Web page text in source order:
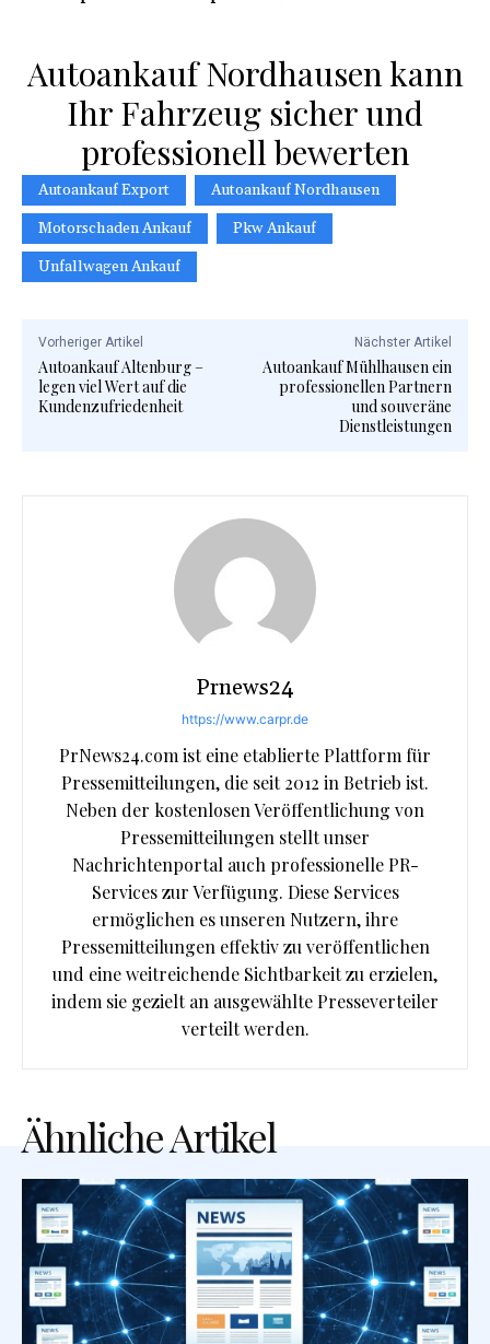
Autoankauf Nordhausen kann
Ihr Fahrzeug sicher und
professionell bewerten
Autoankauf Export
Autoankauf Nordhausen
Motorschaden Ankauf
Pkw Ankauf
Unfallwagen Ankauf
Vorheriger Artikel
Autoankauf Altenburg –
legen viel Wert auf die
Kundenzufriedenheit
Nächster Artikel
Autoankauf Mühlhausen ein
professionellen Partnern
und souveräne
Dienstleistungen
Prnews24
https://www.carpr.de
PrNews24.com ist eine etablierte Plattform für
Pressemitteilungen, die seit 2012 in Betrieb ist.
Neben der kostenlosen Veröffentlichung von
Pressemitteilungen stellt unser
Nachrichtenportal auch professionelle PR-
Services zur Verfügung. Diese Services
ermöglichen es unseren Nutzern, ihre
Pressemitteilungen effektiv zu veröffentlichen
und eine weitreichende Sichtbarkeit zu erzielen,
indem sie gezielt an ausgewählte Presseverteiler
verteilt werden.
Ähnliche Artikel